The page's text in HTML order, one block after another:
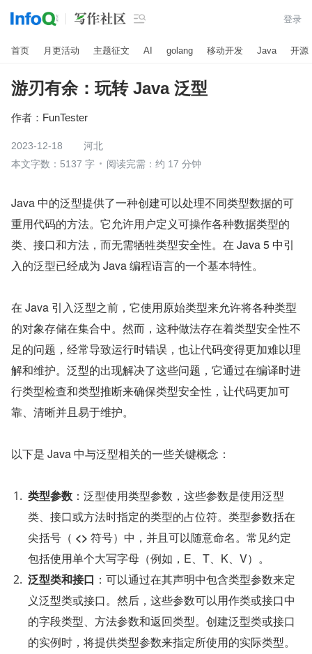
 登录
首页 月更活动 主题征文 AI golang 移动开发 Java 开源
游刃有余：玩转 Java 泛型
作者： FunTester
2023-12-18
河北
本文字数：5137 字
阅读完需：约 17 分钟
Java 中的泛型提供了一种创建可以处理不同类型数据的可
重用代码的方法。它允许用户定义可操作各种数据类型的
类、接口和方法，而无需牺牲类型安全性。在 Java 5 中引
入的泛型已经成为 Java 编程语言的一个基本特性。
在 Java 引入泛型之前，它使用原始类型来允许将各种类型
的对象存储在集合中。然而，这种做法存在着类型安全性不
足的问题，经常导致运行时错误，也让代码变得更加难以理
解和维护。泛型的出现解决了这些问题，它通过在编译时进
行类型检查和类型推断来确保类型安全性，让代码更加可
靠、清晰并且易于维护。
以下是 Java 中与泛型相关的一些关键概念：
类型参数 ：泛型使用类型参数，这些参数是使用泛型
类、接口或方法时指定的类型的占位符。类型参数括在
尖括号（ <> 符号）中，并且可以随意命名。常见约定
包括使用单个大写字母（例如，E、T、K、V）。
泛型类和接口 ：可以通过在其声明中包含类型参数来定
义泛型类或接口。然后，这些参数可以用作类或接口中
的字段类型、方法参数和返回类型。创建泛型类或接口
的实例时，将提供类型参数来指定所使用的实际类型。